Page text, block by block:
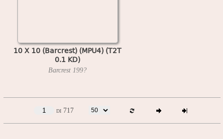
10 X 10 (Barcrest) (MPU4) (T2T
0.1 KD)
Barcrest 199?
di 717